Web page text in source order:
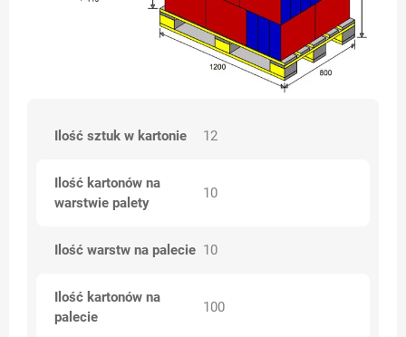
Ilość sztuk w kartonie 12
Ilość kartonów na
warstwie palety
10
Ilość warstw na palecie 10
Ilość kartonów na
palecie
100